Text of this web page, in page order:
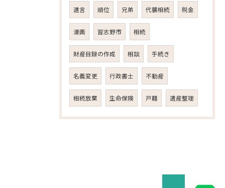
遺言 順位 兄弟 代襲相続 税金
漫画 習志野市 相続
財産目録の作成 相談 手続き
名義変更 行政書士 不動産
相続放棄 生命保険 戸籍 遺産整理